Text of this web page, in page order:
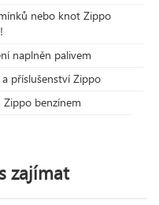
nebo knot Zippo
naplněn palivem
příslušenství Zippo
benzínem
zajímat